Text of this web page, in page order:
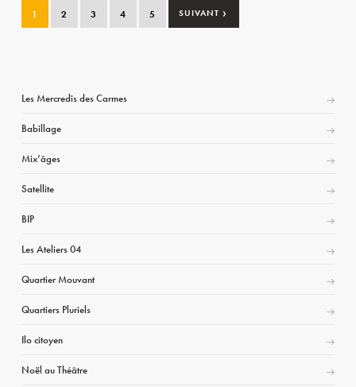
1 2 3 4 5 SUIVANT ›
Les Mercredis des Carmes
Babillage
Mix’âges
Satellite
BIP
Les Ateliers 04
Quartier Mouvant
Quartiers Pluriels
Ilo citoyen
Noël au Théâtre